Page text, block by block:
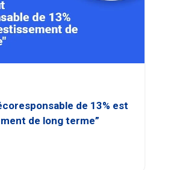
de 13% est
de long terme”